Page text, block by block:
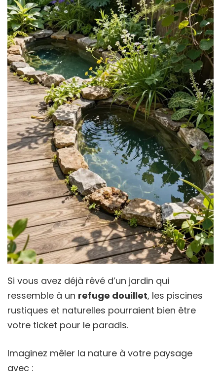
Si vous avez déjà rêvé d’un jardin qui
ressemble à un refuge douillet, les piscines
rustiques et naturelles pourraient bien être
votre ticket pour le paradis.
Imaginez mêler la nature à votre paysage
avec :